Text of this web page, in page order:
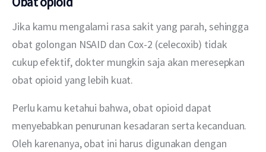
Jika kamu mengalami rasa sakit yang parah, sehingga
obat golongan NSAID dan Cox-2 (celecoxib) tidak
cukup efektif, dokter mungkin saja akan meresepkan
obat opioid yang lebih kuat.
Perlu kamu ketahui bahwa, obat opioid dapat
menyebabkan penurunan kesadaran serta kecanduan.
Oleh karenanya, obat ini harus digunakan dengan